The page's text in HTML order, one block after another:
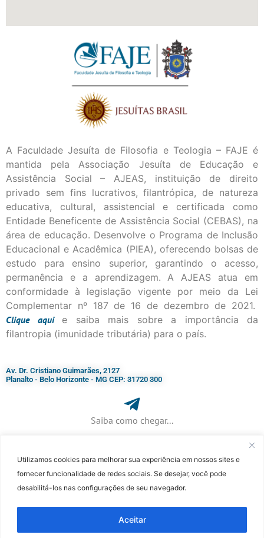
Utilizamos cookies para melhorar sua experiência em nossos sites e
fornecer funcionalidade de redes sociais. Se desejar, você pode
desabilitá-los nas configurações de seu navegador.
Aceitar
A Faculdade Jesuíta de Filosofia e Teologia – FAJE é
mantida pela Associação Jesuíta de Educação e
Assistência Social – AJEAS, instituição de direito
privado sem fins lucrativos, filantrópica, de natureza
educativa, cultural, assistencial e certificada como
Entidade Beneficente de Assistência Social (CEBAS), na
área de educação. Desenvolve o Programa de Inclusão
Educacional e Acadêmica (PIEA), oferecendo bolsas de
estudo para ensino superior, garantindo o acesso,
permanência e a aprendizagem. A AJEAS atua em
conformidade à legislação vigente por meio da Lei
Complementar nº 187 de 16 de dezembro de 2021.
Cliqueaqui
e saiba mais sobre a importância da
filantropia (imunidade tributária) para o país.
Av. Dr. Cristiano Guimarães, 2127
Planalto - Belo Horizonte - MG CEP: 31720 300
Saiba como chegar...
+ 55 (31) 3115-7000​
Patrick de Souza